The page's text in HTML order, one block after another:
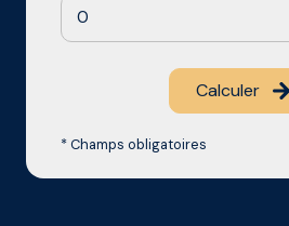
Calculer
* Champs obligatoires